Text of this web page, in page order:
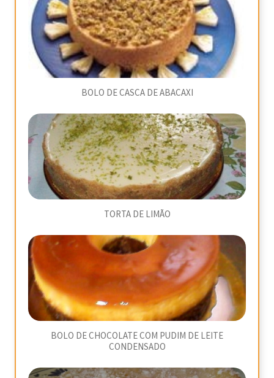
BOLO DE CASCA DE ABACAXI
TORTA DE LIMÃO
BOLO DE CHOCOLATE COM PUDIM DE LEITE
CONDENSADO